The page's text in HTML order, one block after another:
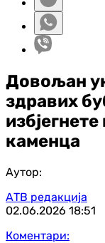
Довољан
здравих
каменца
Аутор:
АТВ редакција
02.06.2026 18:51
Коментари: